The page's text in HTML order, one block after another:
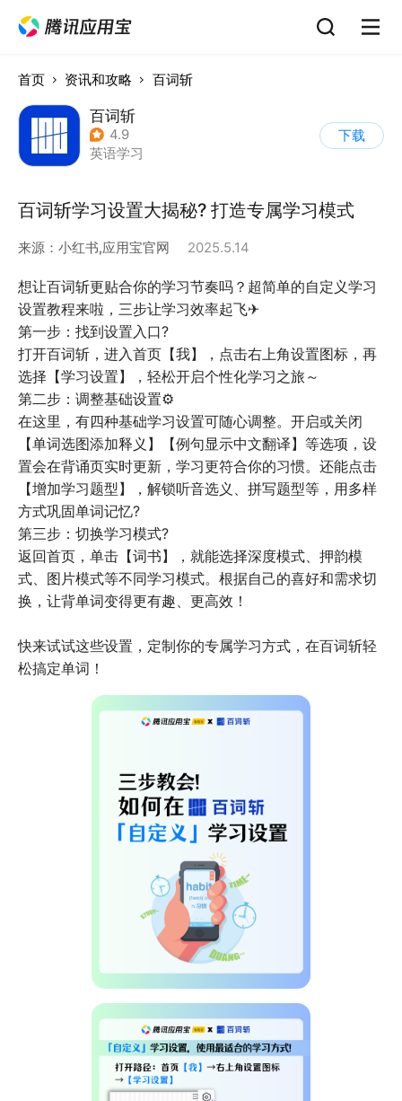
首页 资讯和攻略 百词斩
百词斩
4.9
英语学习
下载
百词斩学习设置大揭秘? 打造专属学习模式
来源： 小红书,应用宝官网 2025.5.14
想让百词斩更贴合你的学习节奏吗？超简单的自定义学习
设置教程来啦，三步让学习效率起飞✈
第一步：找到设置入口?
打开百词斩，进入首页【我】，点击右上角设置图标，再
选择【学习设置】，轻松开启个性化学习之旅～
第二步：调整基础设置⚙
在这里，有四种基础学习设置可随心调整。开启或关闭
【单词选图添加释义】【例句显示中文翻译】等选项，设
置会在背诵页实时更新，学习更符合你的习惯。还能点击
【增加学习题型】，解锁听音选义、拼写题型等，用多样
方式巩固单词记忆?
第三步：切换学习模式?
返回首页，单击【词书】，就能选择深度模式、押韵模
式、图片模式等不同学习模式。根据自己的喜好和需求切
换，让背单词变得更有趣、更高效！
快来试试这些设置，定制你的专属学习方式，在百词斩轻
松搞定单词！